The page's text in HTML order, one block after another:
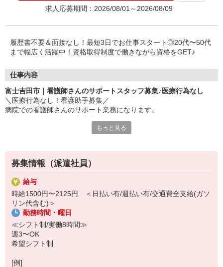
求人応募期間：2026/08/01～2026/08/09
履歴書不要＆面接なし！最短3日でお仕事スタート◎20代〜50代
まで幅広く活躍中！資格取得制度で働きながら資格をGET♪
仕事内容
富士吉田市｜看護師さんのサポートスタッフ募集♪医療行為なし
＼医療行為なし！看護助手募集／
病院での看護師さんのサポート業務になります。
・医療器具の洗浄
・患者さんのお世話（車いす誘導や生活介助など）
・備品の管理 など
※サポートメインのため医療行為はありません
▼注目ポイント
・無資格、未経験でもOK！先輩が隣で優しく教えます♪
・看護助手として働くことで、知識やスキルが勝手に身につく◎
・約10万円分の資格支援制度あり
お気軽にご応募ください！
もっと見る
募集情報（派遣社員）
給与
時給1500円〜2125円 ＜日払い有/週払い有/交通費全支給(ガソ
リン代含む)＞
勤務時間・曜日
≪シフト制/実働8時間≫
週3〜OK
希望シフト制
[例]